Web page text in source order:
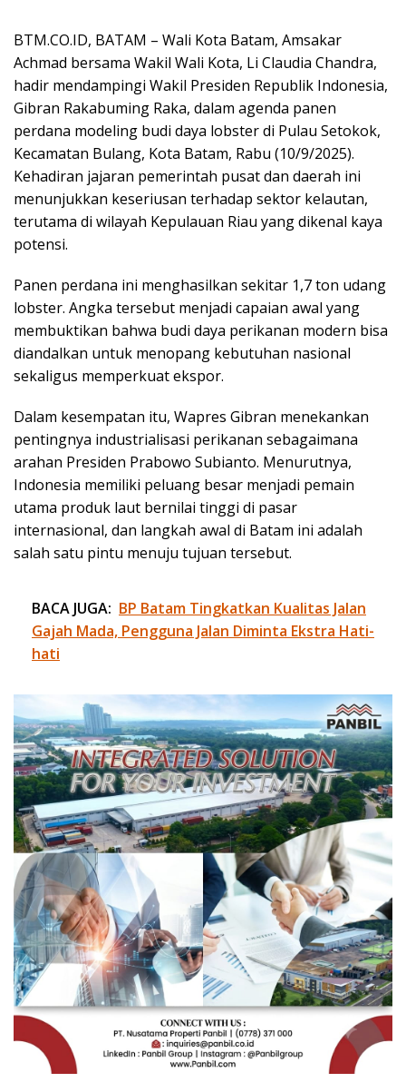
BTM.CO.ID, BATAM – Wali Kota Batam, Amsakar
Achmad bersama Wakil Wali Kota, Li Claudia Chandra,
hadir mendampingi Wakil Presiden Republik Indonesia,
Gibran Rakabuming Raka, dalam agenda panen
perdana modeling budi daya lobster di Pulau Setokok,
Kecamatan Bulang, Kota Batam, Rabu (10/9/2025).
Kehadiran jajaran pemerintah pusat dan daerah ini
menunjukkan keseriusan terhadap sektor kelautan,
terutama di wilayah Kepulauan Riau yang dikenal kaya
potensi.
Panen perdana ini menghasilkan sekitar 1,7 ton udang
lobster. Angka tersebut menjadi capaian awal yang
membuktikan bahwa budi daya perikanan modern bisa
diandalkan untuk menopang kebutuhan nasional
sekaligus memperkuat ekspor.
Dalam kesempatan itu, Wapres Gibran menekankan
pentingnya industrialisasi perikanan sebagaimana
arahan Presiden Prabowo Subianto. Menurutnya,
Indonesia memiliki peluang besar menjadi pemain
utama produk laut bernilai tinggi di pasar
internasional, dan langkah awal di Batam ini adalah
salah satu pintu menuju tujuan tersebut.
BACA JUGA: BP Batam Tingkatkan Kualitas Jalan
Gajah Mada, Pengguna Jalan Diminta Ekstra Hati-
hati